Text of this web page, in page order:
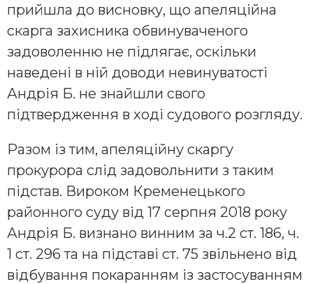
прийшла до висновку, що апеляційна
скарга захисника обвинуваченого
задоволенню не підлягає, оскільки
наведені в ній доводи невинуватості
Андрія Б. не знайшли свого
підтвердження в ході судового розгляду.
Разом із тим, апеляційну скаргу
прокурора слід задовольнити з таким
підстав. Вироком Кременецького
районного суду від 17 серпня 2018 року
Андрія Б. визнано винним за ч.2 ст. 186, ч.
1 ст. 296 та на підставі ст. 75 звільнено від
відбування покаранням із застосуванням